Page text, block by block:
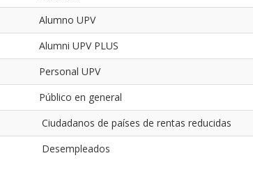
Alumno UPV
Alumni UPV PLUS
Personal UPV
Público en general
Ciudadanos de países de rentas reducidas
Desempleados